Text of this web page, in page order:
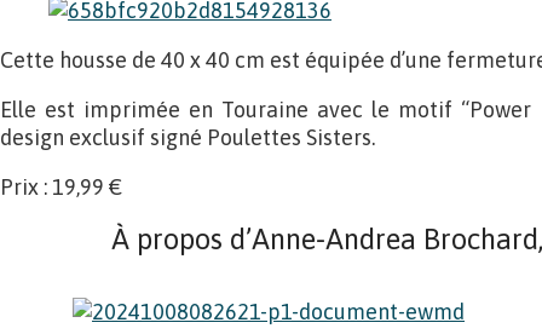
Cette housse de 40 x 40 cm est équipée d’une
Elle est imprimée en Touraine avec le motif “Power
design exclusif signé Poulettes Sisters.
Prix : 19,99 €
À propos d’Anne-Andrea